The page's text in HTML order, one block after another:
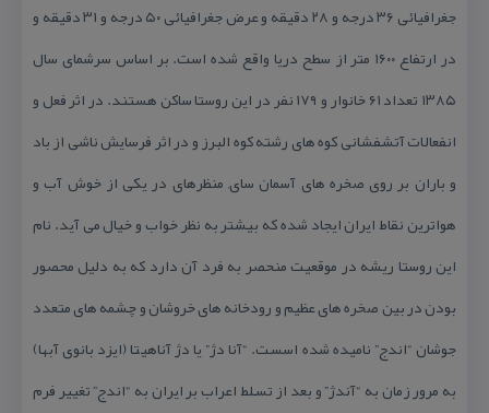
جغرافیائی ۳۶ درجه و ۲۸ دقیقه و عرض جغرافیائی ۵۰ درجه و ۳۱ دقیقه و
در ارتفاع ۱۶۰۰ متر از سطح دریا واقع شده است. بر اساس سرشمای سال
۱۳۸۵ تعداد ۶۱ خانوار و ۱۷۹ نفر در این روستا ساكن هستند. در اثر فعل و
انفعالات آتشفشانی كوه های رشته كوه البرز و در اثر فرسایش ناشی از باد
و باران بر روی صخره های آسمان سای, منظره‏ای در یكی از خوش آب و
هواترین نقاط ایران ایجاد شده كه بیشتر به نظر خواب و خیال می آید. نام
این روستا ریشه در موقعیت منحصر به فرد آن دارد كه به دلیل محصور
بودن در بین صخره های عظیم و رودخانه های خروشان و چشمه های متعدد
جوشان “اندج” نامیده شده اسست. “آنا دژ” یا دژ آناهیتا (ایزد بانوی آبها)
به مرور زمان به “آندژ” و بعد از تسلط اعراب بر ایران به “اندج” تغییر فرم